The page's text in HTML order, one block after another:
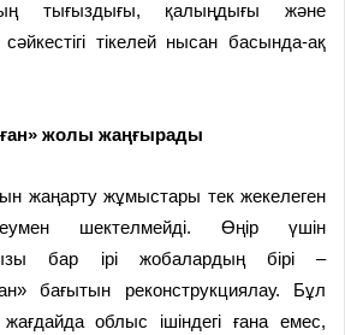
тығыздығы, қалыңдығы және
тікелей нысан басында-ақ
жолы жаңғырады
жаңарту жұмыстары тек жекелеген
шектелмейді. Өңір үшін
бар ірі жобалардың бірі –
бағытын реконструкциялау. Бұл
облыс ішіндегі ғана емес,